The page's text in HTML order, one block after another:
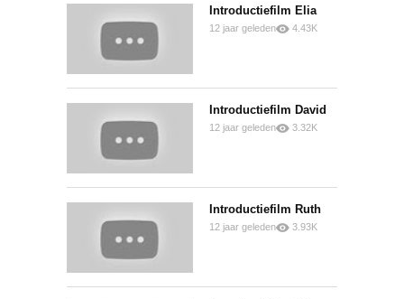
Introductiefilm Elia
12 jaar geleden
4.43K
Introductiefilm David
12 jaar geleden
3.32K
Introductiefilm Ruth
12 jaar geleden
3.93K